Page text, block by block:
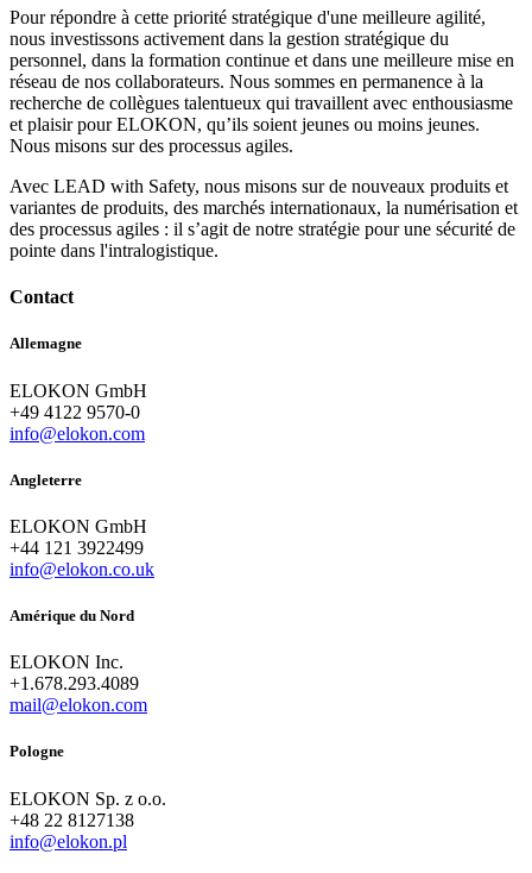
Pour répondre à cette priorité stratégique d'une meilleure agilité,
nous investissons activement dans la gestion stratégique du
personnel, dans la formation continue et dans une meilleure mise en
réseau de nos collaborateurs. Nous sommes en permanence à la
recherche de collègues talentueux qui travaillent avec enthousiasme
et plaisir pour ELOKON, qu’ils soient jeunes ou moins jeunes.
Nous misons sur des processus agiles.
Avec LEAD with Safety, nous misons sur de nouveaux produits et
variantes de produits, des marchés internationaux, la numérisation et
des processus agiles : il s’agit de notre stratégie pour une sécurité de
pointe dans l'intralogistique.
Contact
Allemagne
ELOKON GmbH
+49 4122 9570-0
info@elokon.com
Angleterre
ELOKON GmbH
+44 121 3922499
info@elokon.co.uk
Amérique du Nord
ELOKON Inc.
+1.678.293.4089
mail@elokon.com
Pologne
ELOKON Sp. z o.o.
+48 22 8127138
info@elokon.pl